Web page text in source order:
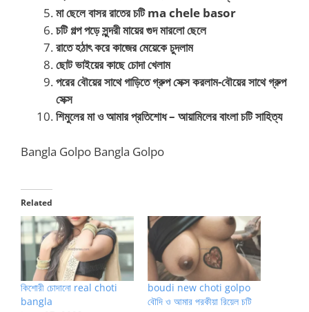
মা ছেলে বাসর রাতের চটি ma chele basor
চটি গল্প পড়ে সুন্দরী মায়ের গুদ মারলো ছেলে
রাতে হঠাৎ করে কাজের মেয়েকে চুদলাম
ছোট ভাইয়ের কাছে চোদা খেলাম
পরের বৌয়ের সাথে গাড়িতে গ্রুপ সেক্স করলাম-বৌয়ের সাথে গ্রুপ
সেক্স
শিমুলের মা ও আমার প্রতিশোধ – আয়ামিলের বাংলা চটি সাহিত্য
Bangla Golpo Bangla Golpo
Related
কিশোরী চোদানো real choti
bangla
boudi new choti golpo
বৌদি ও আমার পরকীয়া রিয়েল চটি